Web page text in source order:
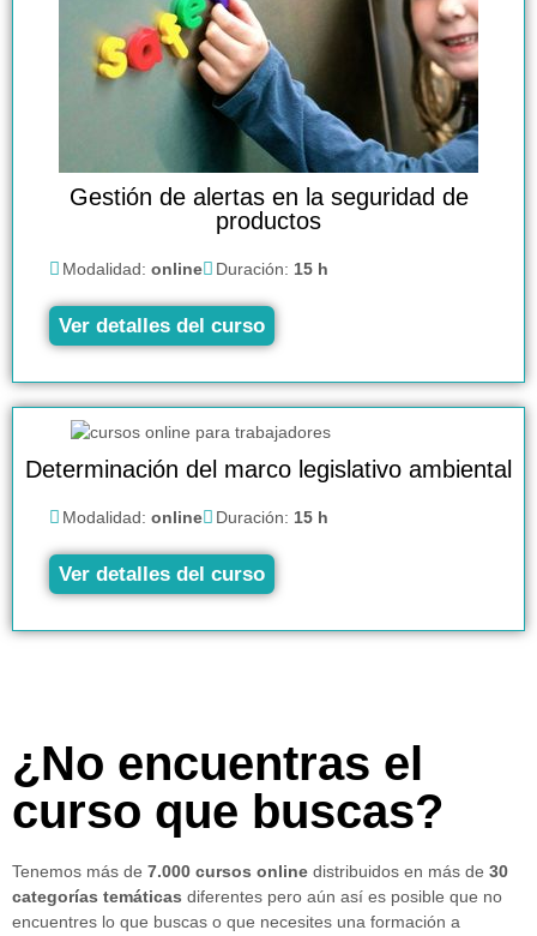
Gestión de alertas en la seguridad de
productos
Modalidad: online Duración: 15 h
Ver detalles del curso
Determinación del marco legislativo ambiental
Modalidad: online Duración: 15 h
Ver detalles del curso
¿No encuentras el
curso que buscas?
Tenemos más de 7.000 cursos online distribuidos en más de 30
categorías temáticas diferentes pero aún así es posible que no
encuentres lo que buscas o que necesites una formación a